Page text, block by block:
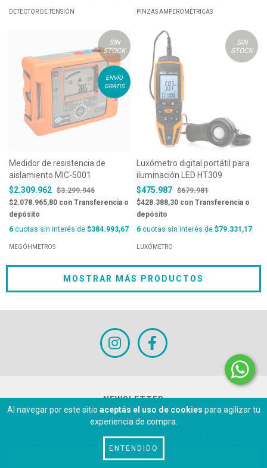
Al navegar por este sitio aceptás el uso de cookies para agilizar tu
experiencia de compra.
ENTENDIDO
DETECTOR DE TENSIÓN PINZAS AMPEROMÉTRICAS
SIN
STOCK
ENVÍO
GRATIS
Medidor de resistencia de
aislamiento MIC-5001
$2.309.962 $3.299.945
$2.078.965,80 con Transferencia o
depósito
6 cuotas sin interés de $384.993,67
MEGÓHMETROS
SIN
STOCK
Luxómetro digital portátil para
iluminación LED HT309
$475.987 $679.981
$428.388,30 con Transferencia o
depósito
6 cuotas sin interés de $79.331,17
LUXÓMETRO
MOSTRAR MÁS PRODUCTOS
NEWSLETTER
¿Deseas recibir información exclusiva y actualizada sobre
instrumentos de medición eléctrica y telecomunicaciones?
¡Suscríbete a nuestro boletín técnico y mantente informado!